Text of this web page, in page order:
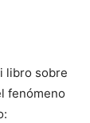
libro sobre
fenómeno